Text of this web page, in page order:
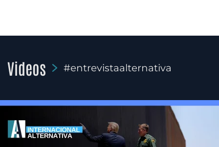
Videos #entrevistaalternativa